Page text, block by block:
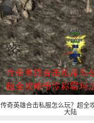
传奇英雄合击私服怎么玩？超全
大陆